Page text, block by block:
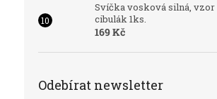
Svíčka vosková silná, vzor
cibulák 1ks.
169 Kč
Odebírat newsletter